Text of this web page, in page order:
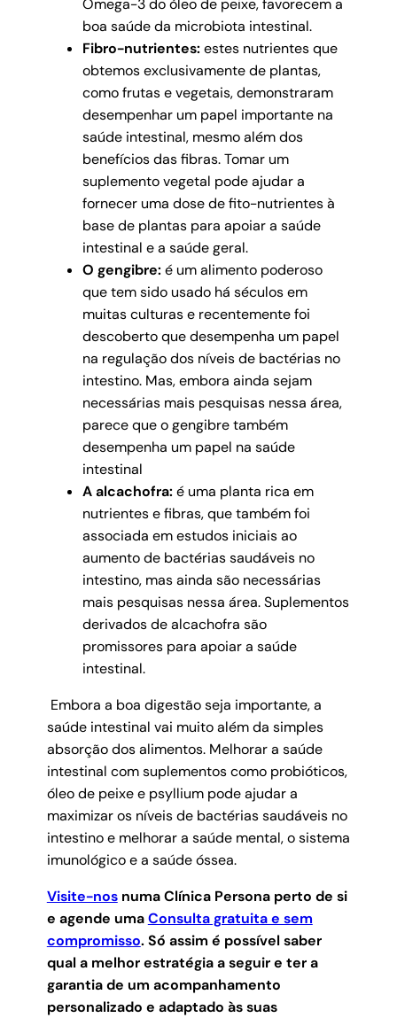
Omega-3 do óleo de peixe, favorecem a
boa saúde da microbiota intestinal.
Fibro-nutrientes:estes nutrientes que
obtemos exclusivamente de plantas,
como frutas e vegetais, demonstraram
desempenhar um papel importante na
saúde intestinal, mesmo além dos
benefícios das fibras. Tomar um
suplemento vegetal pode ajudar a
fornecer uma dose de fito-nutrientes à
base de plantas para apoiar a saúde
intestinal e a saúde geral.
O gengibre:é um alimento poderoso
que tem sido usado há séculos em
muitas culturas e recentemente foi
descoberto que desempenha um papel
na regulação dos níveis de bactérias no
intestino. Mas, embora ainda sejam
necessárias mais pesquisas nessa área,
parece que o gengibre também
desempenha um papel na saúde
intestinal
A alcachofra:é uma planta rica em
nutrientes e fibras, que também foi
associada em estudos iniciais ao
aumento de bactérias saudáveis no
intestino, mas ainda são necessárias
mais pesquisas nessa área. Suplementos
derivados de alcachofra são
promissores para apoiar a saúde
intestinal.
Embora a boa digestão seja importante, a
saúde intestinal vai muito além da simples
absorção dos alimentos. Melhorar a saúde
intestinal com suplementos como probióticos,
óleo de peixe e psyllium pode ajudar a
maximizar os níveis de bactérias saudáveis no
intestino e melhorar a saúde mental, o sistema
imunológico e a saúde óssea.
Visite-nosnuma Clínica Persona perto de si
e agende umaConsulta gratuita e sem
compromisso. Só assim é possível saber
qual a melhor estratégia a seguir e ter a
garantia de um acompanhamento
personalizado e adaptado às suas